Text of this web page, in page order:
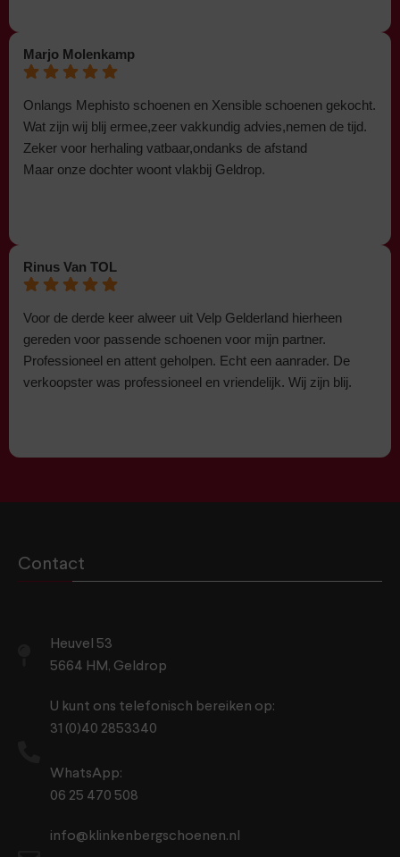
Marjo Molenkamp
Onlangs Mephisto schoenen en Xensible schoenen gekocht.
Wat zijn wij blij ermee,zeer vakkundig advies,nemen de tijd.
Zeker voor herhaling vatbaar,ondanks de afstand
Maar onze dochter woont vlakbij Geldrop.
Rinus Van TOL
Voor de derde keer alweer uit Velp Gelderland hierheen
gereden voor passende schoenen voor mijn partner.
Professioneel en attent geholpen. Echt een aanrader. De
verkoopster was professioneel en vriendelijk. Wij zijn blij.
Contact
Heuvel 53
5664 HM, Geldrop
U kunt ons telefonisch bereiken op:
31 (0)40 2853340
WhatsApp:
06 25 470 508
info@klinkenbergschoenen.nl